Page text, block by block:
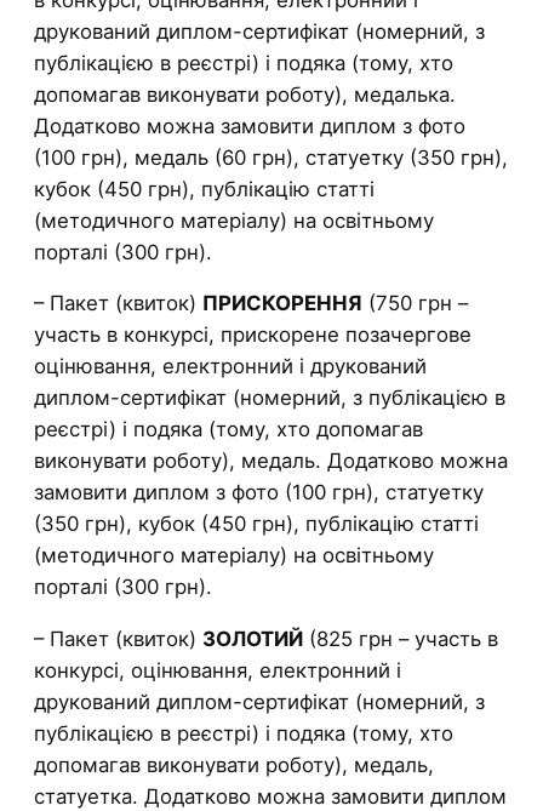
друкований диплом-сертифікат (номерний, з
публікацією в реєстрі) і подяка (тому, хто
допомагав виконувати роботу), медалька.
Додатково можна замовити диплом з фото
(100 грн), медаль (60 грн), статуетку (350 грн),
кубок (450 грн), публікацію статті
(методичного матеріалу) на освітньому
порталі (300 грн).
– Пакет (квиток) ПРИСКОРЕННЯ (750 грн –
участь в конкурсі, прискорене позачергове
оцінювання, електронний і друкований
диплом-сертифікат (номерний, з публікацією в
реєстрі) і подяка (тому, хто допомагав
виконувати роботу), медаль. Додатково можна
замовити диплом з фото (100 грн), статуетку
(350 грн), кубок (450 грн), публікацію статті
(методичного матеріалу) на освітньому
порталі (300 грн).
– Пакет (квиток) ЗОЛОТИЙ (825 грн – участь в
конкурсі, оцінювання, електронний і
друкований диплом-сертифікат (номерний, з
публікацією в реєстрі) і подяка (тому, хто
допомагав виконувати роботу), медаль,
статуетка. Додатково можна замовити диплом